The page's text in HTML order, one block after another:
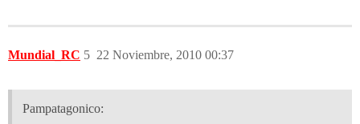
Mundial_RC 22 Noviembre, 2010 00:37
5
Pampatagonico: